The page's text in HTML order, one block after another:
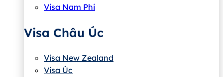
Visa Nam Phi
Visa Châu Úc
Visa New Zealand
Visa Úc